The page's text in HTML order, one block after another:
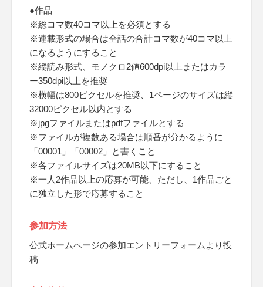
●作品
※総コマ数40コマ以上を必須とする
※連載形式の場合は全話の合計コマ数が40コマ以上
になるようにすること
※縦読み形式、モノクロ2値600dpi以上またはカラ
ー350dpi以上を推奨
※横幅は800ピクセルを推奨、1ページのサイズは縦
32000ピクセル以内とする
※jpgファイルまたはpdfファイルとする
※ファイルが複数ある場合は順番が分かるように
「00001」「00002」と書くこと
※各ファイルサイズは20MB以下にすること
※一人2作品以上の応募が可能、ただし、1作品ごと
に独立した形で応募すること
参加方法
公式ホームページの参加エントリーフォームより投
稿